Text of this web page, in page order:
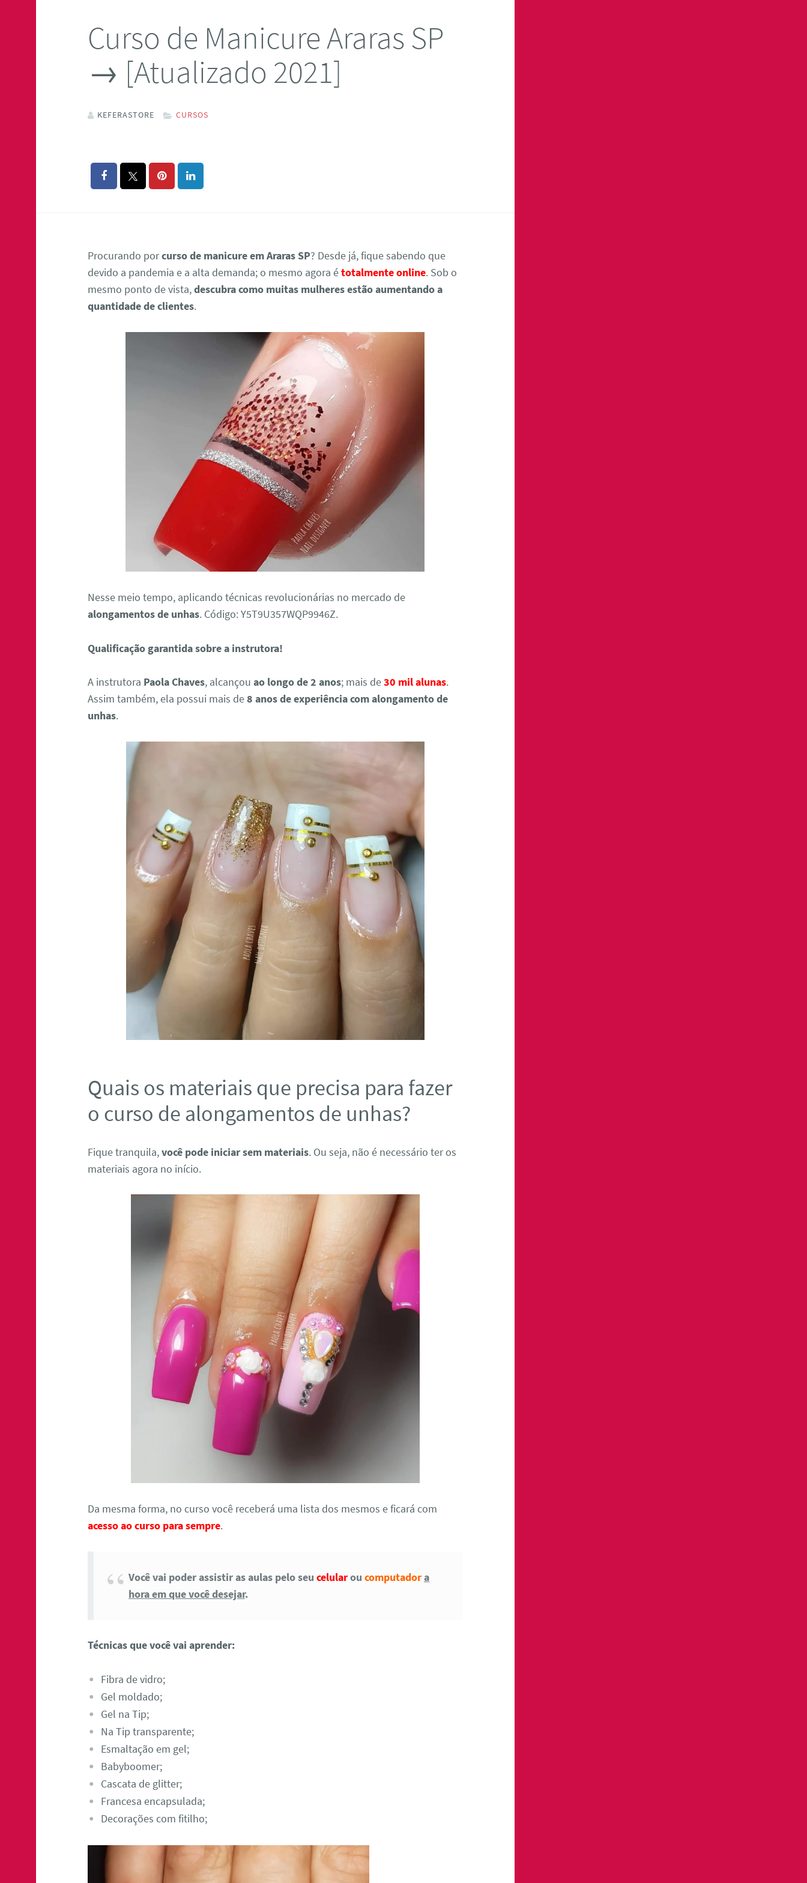
Curso de Manicure Araras SP
→ [Atualizado 2021]
KEFERASTORE CURSOS
Procurando porcurso de manicure em Araras SP? Desde já, fique sabendo que
devido a pandemia e a alta demanda; o mesmo agora étotalmente online. Sob o
mesmo ponto de vista,descubra como muitas mulheres estão aumentando a
quantidade de clientes.
Nesse meio tempo, aplicando técnicas revolucionárias no mercado de
alongamentos de unhas. Código: Y5T9U357WQP9946Z.
Qualificação garantida sobre a instrutora!
A instrutora Paola Chaves, alcançouao longo de 2 anos; mais de30 mil alunas.
Assim também, ela possui mais de8 anos de experiência com alongamento de
unhas.
Quais os materiais que precisa para fazer
o curso de alongamentos de unhas?
Fique tranquila,você pode iniciar sem materiais. Ou seja, não é necessário ter os
materiais agora no início.
Da mesma forma, no curso você receberá uma lista dos mesmos e ficará com
acesso ao curso para sempre.
Você vai poder assistir as aulas pelo seu celularou computadora
hora em que você desejar.
Técnicas que você vai aprender:
Fibra de vidro;
Gel moldado;
Gel na Tip;
Na Tip transparente;
Esmaltação em gel;
Babyboomer;
Cascata de glitter;
Francesa encapsulada;
Decorações com fitilho;